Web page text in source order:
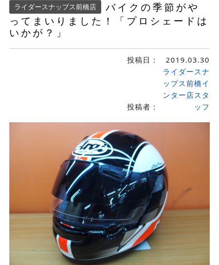
ライダースナップス前橋店
バイクの季節がや
ってまいりました！「プロシェードは
いかが？」
投稿日： 2019.03.30
投稿者：
ライダースナ
ップス前橋イ
ンター店スタ
ッフ